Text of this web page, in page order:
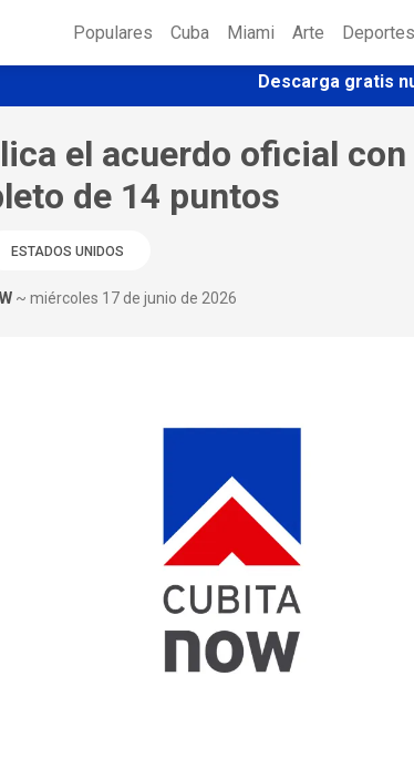
Populares Cuba Miami Arte Deportes
Descarga gratis
el acuerdo oficial
de 14 puntos
ESTADOS UNIDOS
~ miércoles 17 de junio de 2026